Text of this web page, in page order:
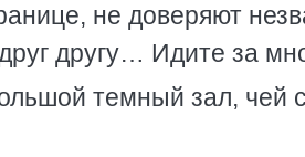
не доверяют
другу… Идите за
темный зал, чей